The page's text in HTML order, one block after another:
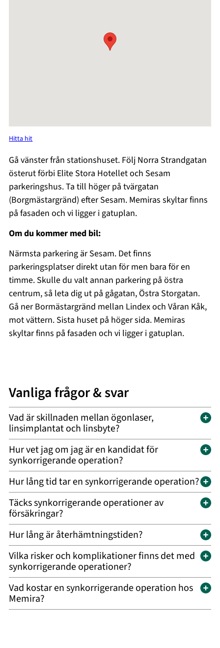
Hitta hit
Gå vänster från stationshuset. Följ Norra Strandgatan
österut förbi Elite Stora Hotellet och Sesam
parkeringshus. Ta till höger på tvärgatan
(Borgmästargränd) efter Sesam. Memiras skyltar finns
på fasaden och vi ligger i gatuplan.
Om du kommer med bil:
Närmsta parkering är Sesam. Det finns
parkeringsplatser direkt utan för men bara för en
timme. Skulle du valt annan parkering på östra
centrum, så leta dig ut på gågatan, Östra Storgatan.
Gå ner Bormästargränd mellan Lindex och Våran Kåk,
mot vättern. Sista huset på höger sida. Memiras
skyltar finns på fasaden och vi ligger i gatuplan.
Vanliga frågor & svar
Vad är skillnaden mellan ögonlaser,
linsimplantat och linsbyte?
Hur vet jag om jag är en kandidat för
synkorrigerande operation?
Hur lång tid tar en synkorrigerande operation?
Täcks synkorrigerande operationer av
försäkringar?
Hur lång är återhämtningstiden?
Vilka risker och komplikationer finns det med
synkorrigerande operationer?
Vad kostar en synkorrigerande operation hos
Memira?